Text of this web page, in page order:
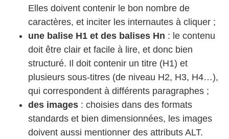
Elles doivent contenir le bon nombre de
caractères, et inciter les internautes à cliquer ;
une balise H1 et des balises Hn : le contenu
doit être clair et facile à lire, et donc bien
structuré. Il doit contenir un titre (H1) et
plusieurs sous-titres (de niveau H2, H3, H4…),
qui correspondent à différents paragraphes ;
des images : choisies dans des formats
standards et bien dimensionnées, les images
doivent aussi mentionner des attributs ALT.